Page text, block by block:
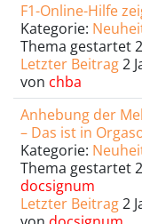
F1-Online-Hilfe
Kategorie:
Thema gestartet
Letzter Beitrag2
von chba
Anhebung der
– Das ist in
Kategorie:
Thema gestartet
docsignum
Letzter Beitrag2